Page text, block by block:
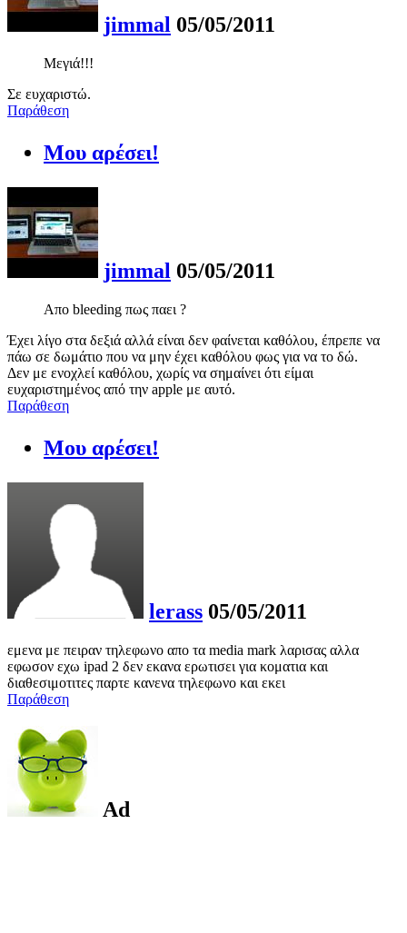
jimmal 05/05/2011
Μεγιά!!!
Σε ευχαριστώ.
Παράθεση
Μου αρέσει!
jimmal 05/05/2011
Απο bleeding πως παει ?
Έχει λίγο στα δεξιά αλλά είναι δεν φαίνεται καθόλου, έπρεπε να
πάω σε δωμάτιο που να μην έχει καθόλου φως για να το δώ.
Δεν με ενοχλεί καθόλου, χωρίς να σημαίνει ότι είμαι
ευχαριστημένος από την apple με αυτό.
Παράθεση
Μου αρέσει!
lerass 05/05/2011
εμενα με πειραν τηλεφωνο απο τα media mark λαρισας αλλα
εφωσον εχω ipad 2 δεν εκανα ερωτισει για κοματια και
διαθεσιμοτιτες παρτε κανενα τηλεφωνο και εκει
Παράθεση
Ad